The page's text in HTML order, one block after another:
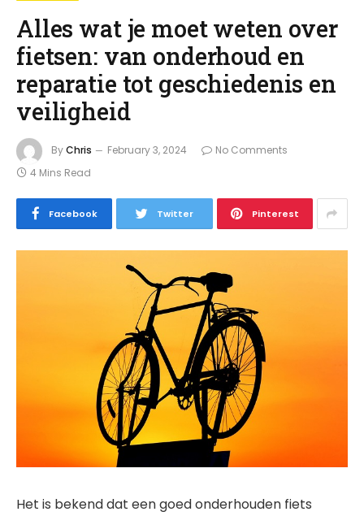
Alles wat je moet weten over
fietsen: van onderhoud en
reparatie tot geschiedenis en
veiligheid
ByChris February 3, 2024
No Comments
4 Mins Read
Facebook Twitter Pinterest
Het is bekend dat een goed onderhouden fiets